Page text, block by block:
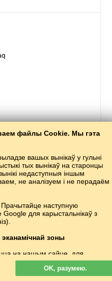
bɛlvɛdɛri
файлы Cookie. Мы гэта
вашых вынікаў у гульні
тых вынікаў на старонцы
недаступныя іншым
не аналізуем і не перадаём
наступную
для карыстальнікаў з
зоны
на нашым сайце, для
У такой рэкляме
для пэрсаналізацыі аб’яваў,
паказаў, падрых­тоўкі
OK, разумею.